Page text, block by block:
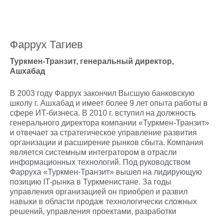
Фаррух Тагиев
Туркмен-Транзит, генеральный директор,
Ашхабад
В 2003 году Фаррух закончил Высшую банковскую
школу г. Ашхабад и имеет более 9 лет опыта работы в
сфере ИТ-бизнеса. В 2010 г. вступил на должность
генерального директора компании «Туркмен-Транзит»
и отвечает за стратегическое управление развития
организации и расширение рынков сбыта. Компания
является системным интегратором в отрасли
информационных технологий. Под руководством
Фарруха «Туркмен-Транзит» вышел на лидирующую
позицию IT-рынка в Туркменистане. За годы
управления организацией он приобрел и развил
навыки в области продаж технологически сложных
решений, управления проектами, разработки